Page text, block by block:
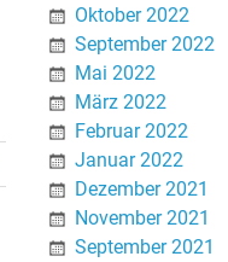
Oktober 2022
September 2022
Mai 2022
März 2022
Februar 2022
Januar 2022
Dezember 2021
November 2021
September 2021